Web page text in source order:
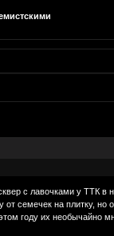
с лавочками у ТТК
семечек на плитку, но
году их необычайно